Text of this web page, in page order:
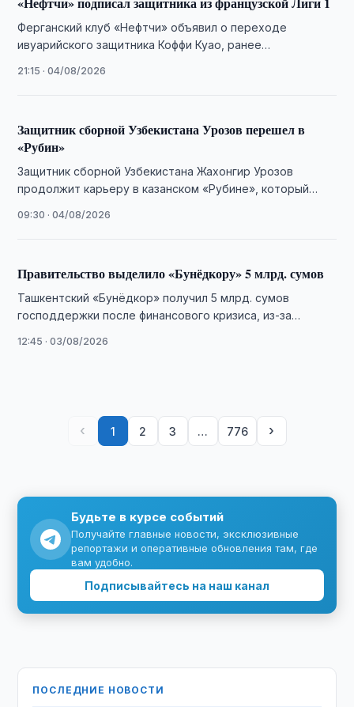
Ферганский клуб «Нефтчи» объявил о переходе
ивуарийского защитника Коффи Куао, ранее
21:15 · 04/08/2026
Защитник сборной Узбекистана Урозов перешел в
«Рубин»
Защитник сборной Узбекистана Жахонгир Урозов
продолжит карьеру в казанском «Рубине», который
конца 2026 года.
09:30 · 04/08/2026
Правительство выделило «Бунёдкору» 5 млрд. сумов
Ташкентский «Бунёдкор» получил 5 млрд. сумов
господдержки после финансового кризиса, из-за
12:45 · 03/08/2026
‹ 1 2 3 … 776 ›
Будьте в курсе событий
Получайте главные новости, эксклюзивные
репортажи и оперативные обновления там, где
вам удобно.
Подписывайтесь на наш канал
ПОСЛЕДНИЕ НОВОСТИ